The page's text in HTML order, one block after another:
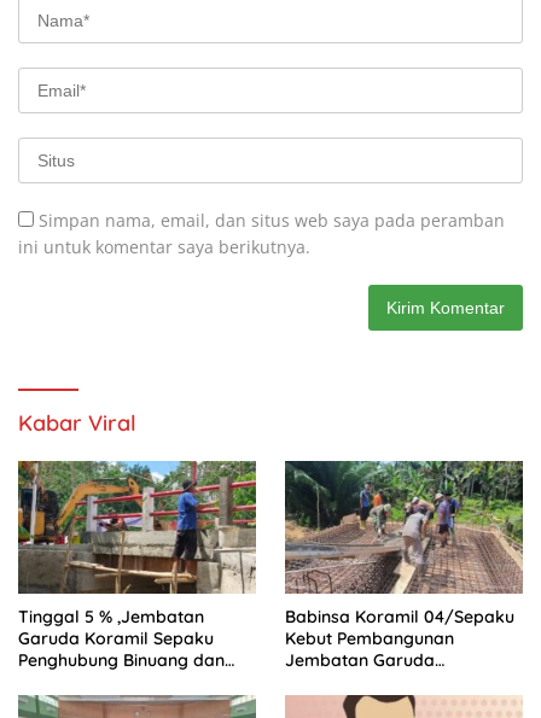
Simpan nama, email, dan situs web saya pada peramban
ini untuk komentar saya berikutnya.
Kabar Viral
Tinggal 5 % ,Jembatan
Garuda Koramil Sepaku
Penghubung Binuang dan
Babinsa Koramil 04/Sepaku
Kebut Pembangunan
Jembatan Garuda